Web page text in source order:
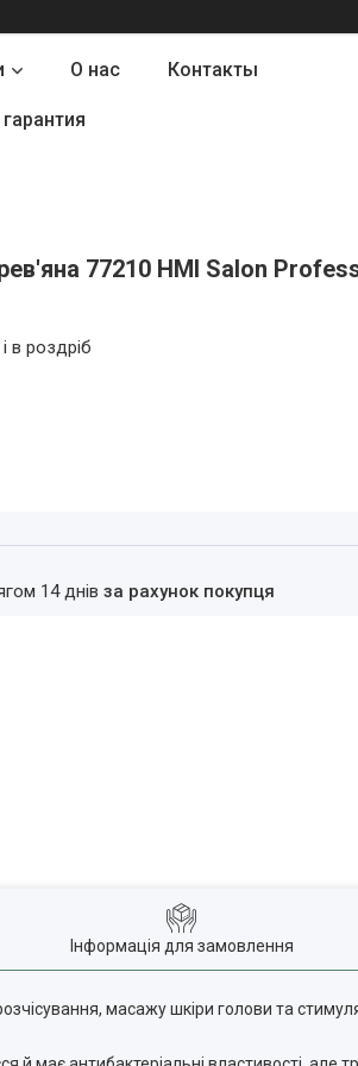
О нас Контакты
77210 HMI Salon
в роздріб
14 днівза рахунок покупця
Інформація для замовлення
масажу шкіри голови та